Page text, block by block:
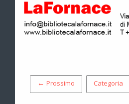
← Prossimo Categoria